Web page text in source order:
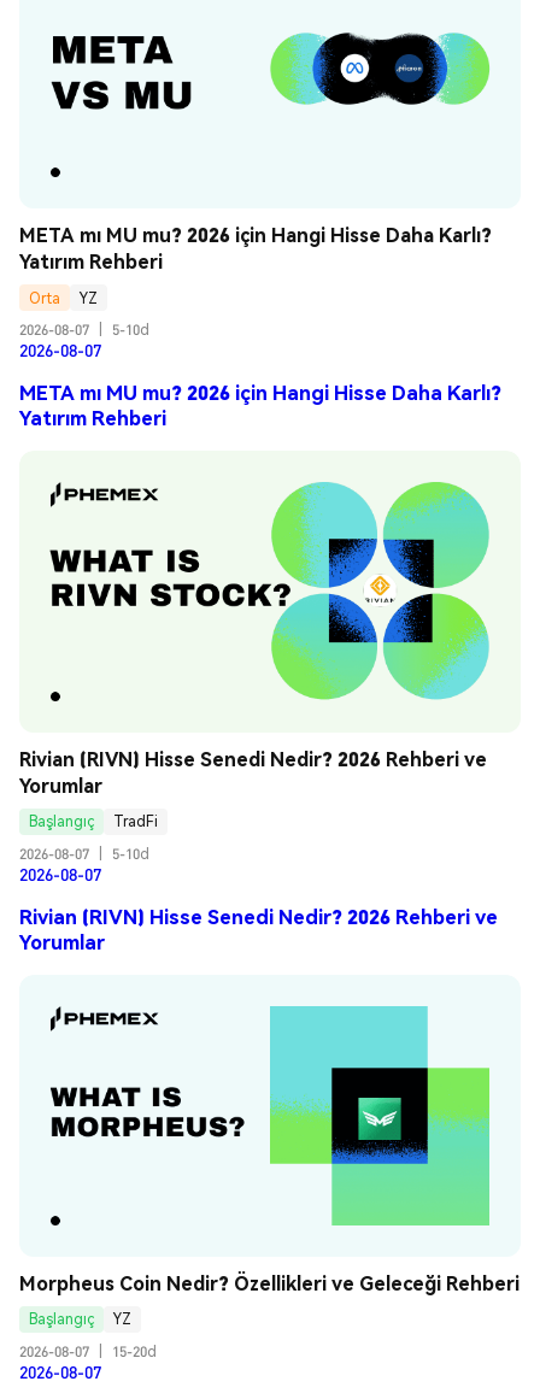
META mı MU mu? 2026 için Hangi Hisse Daha Karlı?
Yatırım Rehberi
Orta
YZ
2026-08-07
5-10d
2026-08-07
META mı MU mu? 2026 için Hangi Hisse Daha Karlı?
Yatırım Rehberi
Rivian (RIVN) Hisse Senedi Nedir? 2026 Rehberi ve
Yorumlar
Başlangıç
TradFi
2026-08-07
5-10d
2026-08-07
Rivian (RIVN) Hisse Senedi Nedir? 2026 Rehberi ve
Yorumlar
Morpheus Coin Nedir? Özellikleri ve Geleceği Rehberi
Başlangıç
YZ
2026-08-07
15-20d
2026-08-07